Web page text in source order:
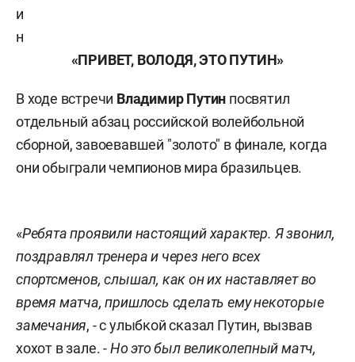
и
н
«ПРИВЕТ, ВОЛОДЯ, ЭТО ПУТИН»
В ходе встречи Владимир Путин посвятил
отдельный абзац российской волейбольной
сборной, завоевавшей "золото" в финале, когда
они обыграли чемпионов мира бразильцев.
«Ребята проявили настоящий характер. Я звонил,
поздравлял тренера и через него всех
спортсменов, слышал, как он их наставляет во
время матча, пришлось сделать ему некоторые
замечания, - с улыбкой сказал Путин, вызвав
хохот в зале. -Но это был великолепный матч,